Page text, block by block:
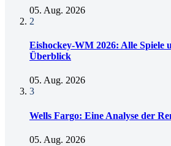
05. Aug. 2026
2
Eishockey-WM 2026: Alle Spiele
Überblick
05. Aug. 2026
3
Wells Fargo: Eine Analyse der
05. Aug. 2026